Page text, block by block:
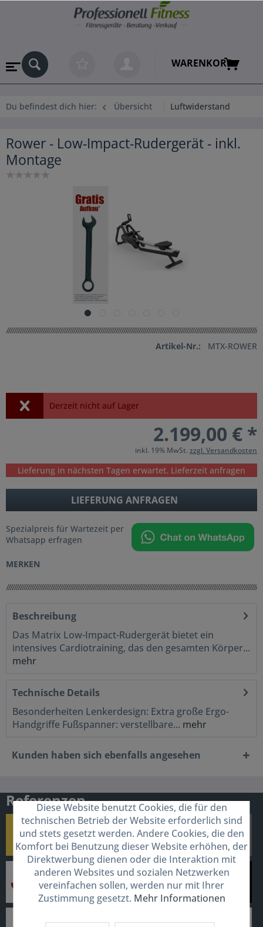
WARENKORB
Du befindest dich hier: Übersicht Luftwiderstand
Rower - Low-Impact-Rudergerät - inkl.
Montage
Artikel-Nr.: MTX-ROWER
Derzeit nicht auf Lager
2.199,00 € *
inkl. 19% MwSt. zzgl. Versandkosten
Lieferung in nächsten Tagen erwartet. Lieferzeit anfragen
LIEFERUNG ANFRAGEN
Spezialpreis für Wartezeit per
Whatsapp erfragen
MERKEN
Beschreibung
Das Matrix Low-Impact-Rudergerät bietet ein
intensives Cardiotraining, das den gesamten Körper...
mehr
Technische Details
Besonderheiten Lenkerdesign: Extra große Ergo-
Handgriffe Fußspanner: verstellbare... mehr
Kunden haben sich ebenfalls angesehen
Referenzen
Diese Website benutzt Cookies, die für den
technischen Betrieb der Website erforderlich sind
und stets gesetzt werden. Andere Cookies, die den
Komfort bei Benutzung dieser Website erhöhen, der
Direktwerbung dienen oder die Interaktion mit
anderen Websites und sozialen Netzwerken
vereinfachen sollen, werden nur mit Ihrer
Zustimmung gesetzt. Mehr Informationen